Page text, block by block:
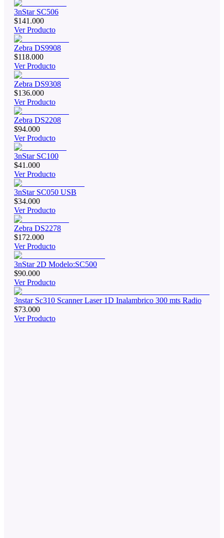
3nStar SC506
$141.000
Ver Producto
Zebra DS9908
$118.000
Ver Producto
Zebra DS9308
$136.000
Ver Producto
Zebra DS2208
$94.000
Ver Producto
3nStar SC100
$41.000
Ver Producto
3nStar SC050 USB
$34.000
Ver Producto
Zebra DS2278
$172.000
Ver Producto
3nStar 2D Modelo:SC500
$90.000
Ver Producto
3nstar Sc310 Scanner Laser 1D Inalambrico 300 mts Radio
$73.000
Ver Producto